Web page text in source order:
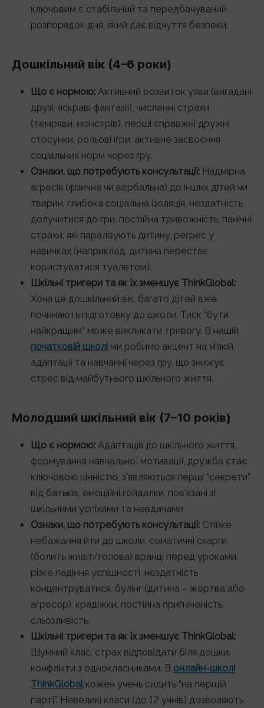
ключовим є стабільний та передбачуваний
розпорядок дня, який дає відчуття безпеки.
Дошкільний вік (4–6 роки)
Що є нормою: Активний розвиток уяви (вигадані
друзі, яскраві фантазії), численні страхи
(темряви, монстрів), перші справжні дружні
стосунки, рольові ігри, активне засвоєння
соціальних норм через гру.
Ознаки, що потребують консультації: Надмірна
агресія (фізична чи вербальна) до інших дітей чи
тварин, глибока соціальна ізоляція, нездатність
долучитися до гри, постійна тривожність, панічні
страхи, які паралізують дитину, регрес у
навичках (наприклад, дитина перестає
користуватися туалетом).
Шкільні тригери та як їх зменшує ThinkGlobal:
Хоча це дошкільний вік, багато дітей вже
починають підготовку до школи. Тиск “бути
найкращим” може викликати тривогу. В нашій
початковій школі ми робимо акцент на м’якій
адаптації та навчанні через гру, що знижує
стрес від майбутнього шкільного життя.
Молодший шкільний вік (7–10 років)
Що є нормою: Адаптація до шкільного життя,
формування навчальної мотивації, дружба стає
ключовою цінністю, з’являються перші “секрети”
від батьків, емоційні гойдалки, пов’язані зі
шкільними успіхами та невдачами.
Ознаки, що потребують консультації: Стійке
небажання йти до школи, соматичні скарги
(болить живіт/голова) вранці перед уроками,
різке падіння успішності, нездатність
концентруватися, булінг (дитина – жертва або
агресор), крадіжки, постійна пригніченість,
сльозливість.
Шкільні тригери та як їх зменшує ThinkGlobal:
Шумний клас, страх відповідати біля дошки,
конфлікти з однокласниками. В онлайн-школі
ThinkGlobalкожен учень сидить “на першій
парті”. Невеликі класи (до 12 учнів) дозволяють